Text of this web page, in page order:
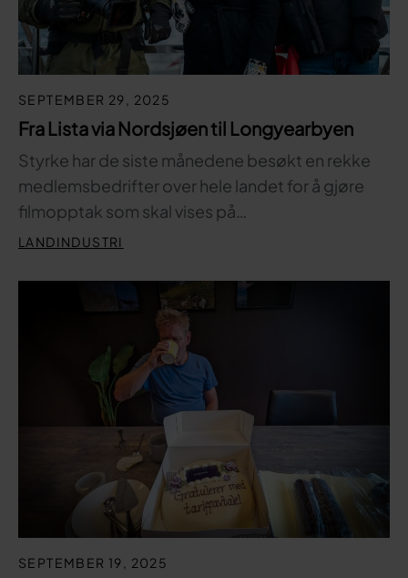
SEPTEMBER 29, 2025
Fra Lista via Nordsjøen til Longyearbyen
Styrke har de siste månedene besøkt en rekke
medlemsbedrifter over hele landet for å gjøre
filmopptak som skal vises på…
LANDINDUSTRI
SEPTEMBER 19, 2025